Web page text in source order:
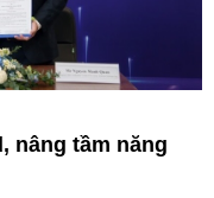
nâng tầm năng